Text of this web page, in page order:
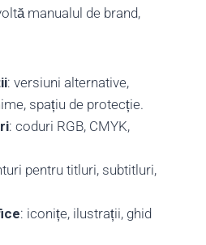
manualul de brand,
: versiuni alternative,
spațiu de protecție.
: coduri RGB, CMYK,
pentru titluri, subtitluri,
: iconițe, ilustrații, ghid